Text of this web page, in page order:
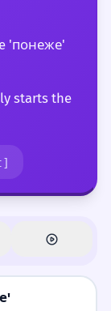
'понеже'
starts the